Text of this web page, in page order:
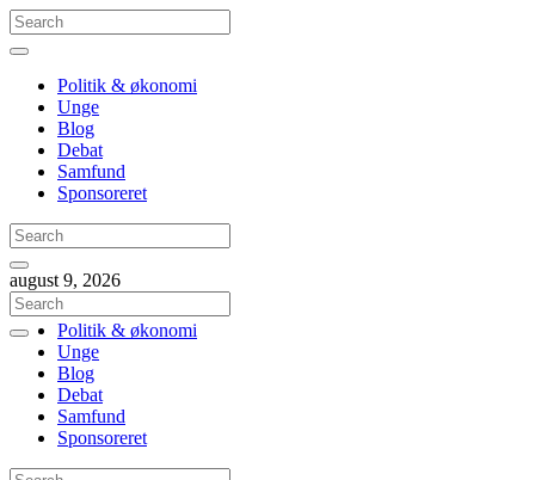
Politik & økonomi
Unge
Blog
Debat
Samfund
Sponsoreret
august 9, 2026
Politik & økonomi
Unge
Blog
Debat
Samfund
Sponsoreret